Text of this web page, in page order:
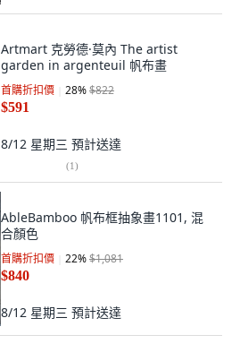
Artmart 克勞德·莫內 The artist
garden in argenteuil 帆布畫
首購折扣價 28%$822
$591
8/12 星期三 預計送達
(1)
AbleBamboo 帆布框抽象畫1101, 混
合顏色
首購折扣價 22%$1,081
$840
8/12 星期三 預計送達